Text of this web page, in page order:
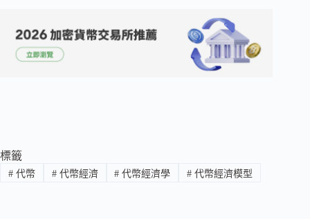
標籤
#代幣 #代幣經濟 # 代幣經濟學 # 代幣經濟模型